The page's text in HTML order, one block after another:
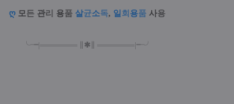
ღ 모 든 관리 용품 살균소독, 일 회 용품 사용
╰╼|═══════ ✱ ═══════|╾╯